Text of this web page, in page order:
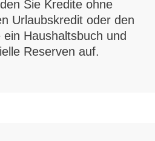
Sie Kredite ohne
Urlaubskredit oder den
Haushaltsbuch und
Reserven auf.